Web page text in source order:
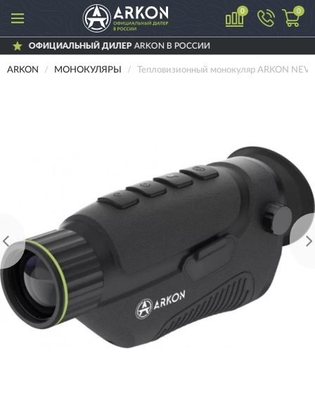
0 0
ARKON В РОССИИ
ARKON МОНОКУЛЯРЫ Тепловизионный монокуляр ARKON